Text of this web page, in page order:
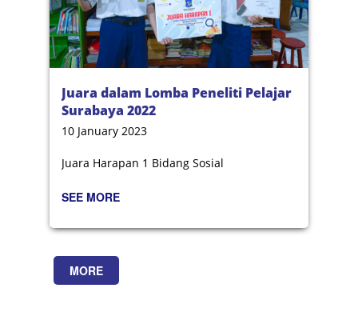
Juara dalam Lomba Peneliti Pelajar
Surabaya 2022
10 January 2023
Juara Harapan 1 Bidang Sosial
SEE MORE
MORE